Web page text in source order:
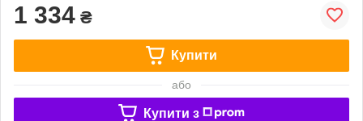
1 334 ₴
Купити
або
Купити з